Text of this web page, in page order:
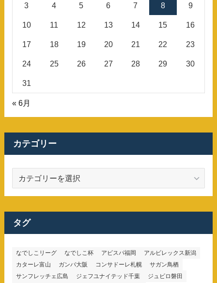
3 4 5 6 7 8 9
10 11 12 13 14 15 16
17 18 19 20 21 22 23
24 25 26 27 28 29 30
31
« 6月
カテゴリー
ゴ
リ
ー
タグ
なでしこリーグ なでしこ杯 アビスパ福岡
アルビレックス新潟
カターレ富山
ガンバ大阪 コンサドーレ札幌
サガン鳥栖
サンフレッチェ広島
ジェフユナイテッド千葉
ジュビロ磐田